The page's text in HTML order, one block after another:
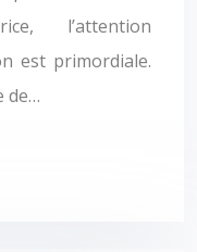
l’attention
est primordiale.
de…